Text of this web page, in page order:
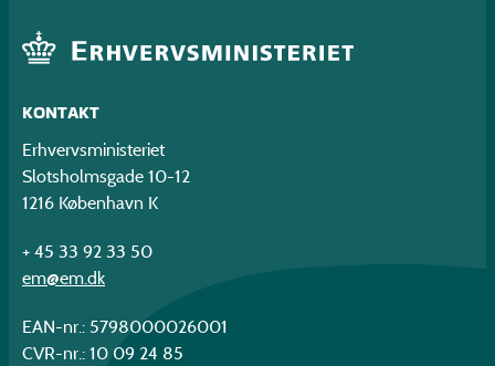
KONTAKT
Erhvervsministeriet
Slotsholmsgade 10-12
1216 København K
+ 45 33 92 33 50
em@em.dk
EAN-nr.: 5798000026001
CVR-nr.: 10 09 24 85